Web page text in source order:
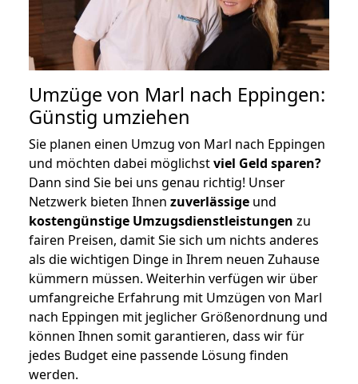
Umzüge von Marl nach Eppingen:
Günstig umziehen
Sie planen einen Umzug von Marl nach Eppingen
und möchten dabei möglichstviel Geld sparen?
Dann sind Sie bei uns genau richtig! Unser
Netzwerk bieten Ihnen zuverlässige und
kostengünstige Umzugsdienstleistungen zu
fairen Preisen, damit Sie sich um nichts anderes
als die wichtigen Dinge in Ihrem neuen Zuhause
kümmern müssen. Weiterhin verfügen wir über
umfangreiche Erfahrung mit Umzügen von Marl
nach Eppingen mit jeglicher Größenordnung und
können Ihnen somit garantieren, dass wir für
jedes Budget eine passende Lösung finden
werden.